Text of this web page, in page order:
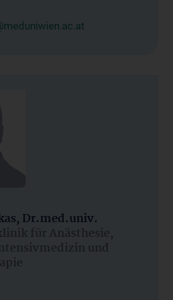
Dr.med.univ.
für Anästhesie,
und